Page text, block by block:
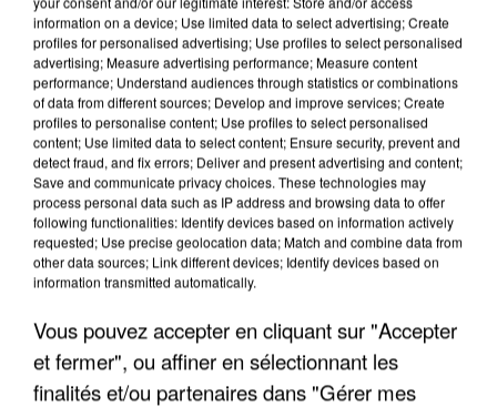
LES DONNÉES DE 300 000 CLIENTS DÉROBÉES À
INTERMARCHÉ APRÈS UNE...
information on a device; Use limited data to select advertising; Create
profiles for personalised advertising; Use profiles to select personalised
advertising; Measure advertising performance; Measure content
performance; Understand audiences through statistics or combinations
of data from different sources; Develop and improve services; Create
profiles to personalise content; Use profiles to select personalised
content; Use limited data to select content; Ensure security, prevent and
detect fraud, and fix errors; Deliver and present advertising and content;
Save and communicate privacy choices. These technologies may
process personal data such as IP address and browsing data to offer
following functionalities: Identify devices based on information actively
requested; Use precise geolocation data; Match and combine data from
other data sources; Link different devices; Identify devices based on
information transmitted automatically.
Vous pouvez accepter en cliquant sur "Accepter
et fermer", ou affiner en sélectionnant les
finalités et/ou partenaires dans "Gérer mes